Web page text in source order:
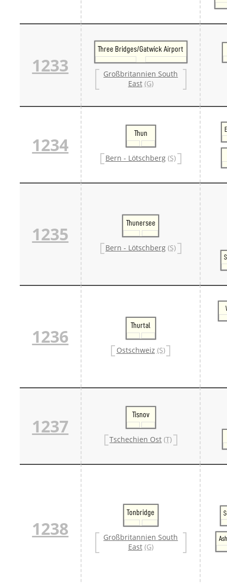
1233
Three Bridges/Gatwick Airport
Großbritannien South
East (G)
1234
Thun
Bern - Lötschberg (S)
1235
Thunersee
Bern - Lötschberg (S)
1236
Thurtal
Ostschweiz (S)
1237
Tisnov
Tschechien Ost (T)
1238
Tonbridge
Großbritannien South
East (G)